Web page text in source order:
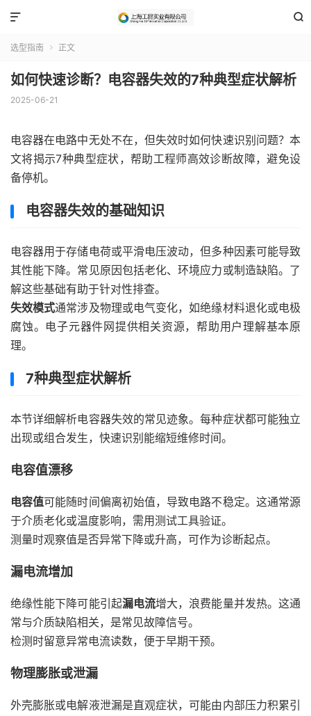


选型指南  正文
如何快速诊断？电容器失效的7种典型症状解析
2025-06-21
电容器在电路中无处不在，但失效时如何快速识别问题？本
文将揭示7种典型症状，帮助工程师高效诊断故障，避免设
备停机。
电容器失效的基础知识
电容器用于存储电荷或平滑电压波动，但多种因素可能导致
其性能下降。常见原因包括老化、环境应力或制造缺陷。了
解这些基础有助于针对性排查。
失效模式通常涉及物理或电气变化，如绝缘材料退化或电极
腐蚀。电子元器件网提供相关资源，帮助用户理解基本原
理。
7种典型症状解析
本节详细解析电容器失效的常见迹象。每种症状都可能独立
出现或组合发生，快速识别能缩短维修时间。
电容值漂移
电容值可能随时间偏离初始值，导致电路不稳定。这通常源
于介质老化或温度影响，需用测试工具验证。
测量时观察值是否异常下降或升高，可作为诊断起点。
漏电流增加
绝缘性能下降可能引起漏电流增大，浪费能量并发热。这通
常与介质缺陷相关，是常见故障信号。
检测时留意异常电流读数，便于早期干预。
物理膨胀或泄漏
外壳膨胀或电解液泄漏是直观症状，可能由内部压力积累引